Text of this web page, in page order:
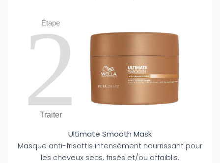
Étape
2
Traiter
Ultimate Smooth Mask
Masque anti-frisottis intensément nourrissant pour
les cheveux secs, frisés et/ou affaiblis.